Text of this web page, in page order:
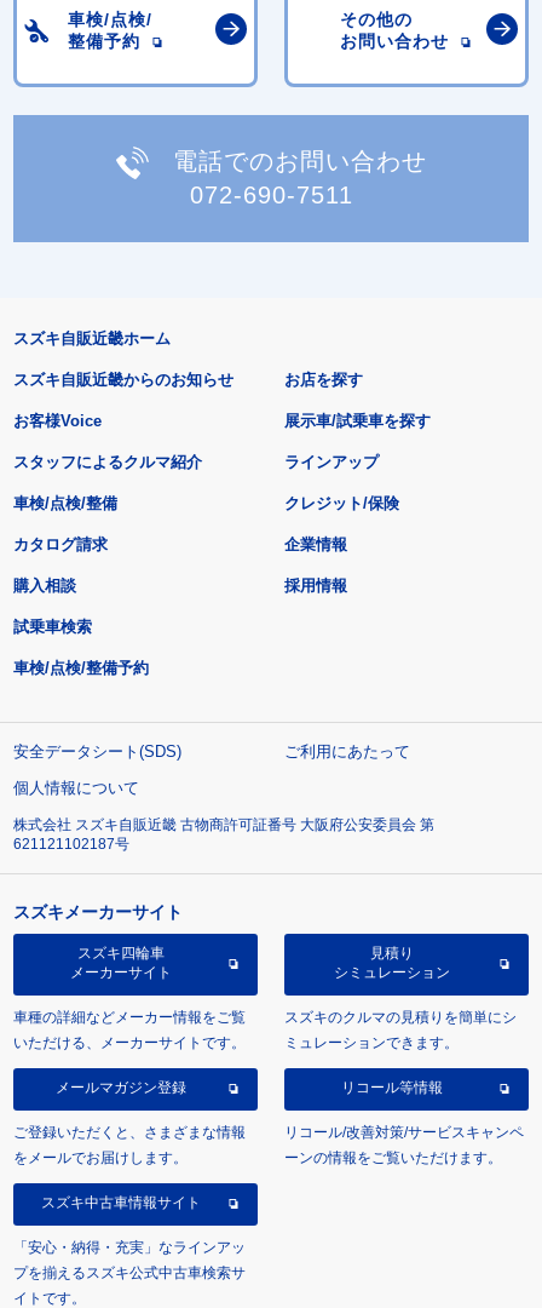
車検/点検/
整備予約
その他の
お問い合わせ
電話でのお問い合わせ
072-690-7511
スズキ自販近畿ホーム
スズキ自販近畿からのお知らせ
お客様Voice
スタッフによるクルマ紹介
お店を探す
展示車/試乗車を探す
ラインアップ
車検/点検/整備 クレジット/保険
カタログ請求
購入相談
試乗車検索
車検/点検/整備予約
企業情報
採用情報
安全データシート(SDS)
ご利用にあたって
個人情報について
株式会社 スズキ自販近畿 古物商許可証番号 大阪府公安委員会 第
621121102187号
スズキメーカーサイト
スズキ四輪車
メーカーサイト
車種の詳細などメーカー情報をご覧
いただける、メーカーサイトです。
見積り
シミュレーション
スズキのクルマの見積りを簡単にシ
ミュレーションできます。
メールマガジン登録
ご登録いただくと、さまざまな情報
をメールでお届けします。
リコール等情報
リコール/改善対策/サービスキャンペ
ーンの情報をご覧いただけます。
スズキ中古車情報サイト
「安心・納得・充実」なラインアッ
プを揃えるスズキ公式中古車検索サ
イトです。